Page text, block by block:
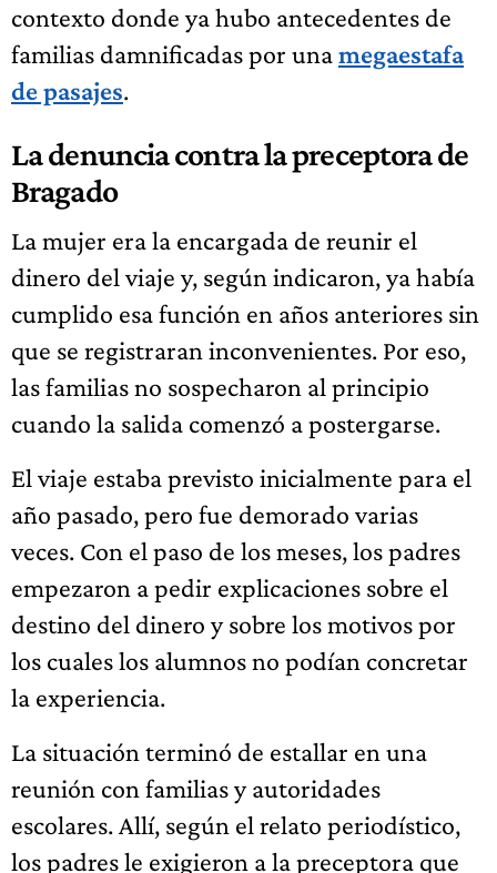
contexto donde ya hubo antecedentes de
familias damnificadas por unamegaestafa
de pasajes.
La denuncia contra la preceptora de
Bragado
La mujer era la encargada de reunir el
dinero del viaje y, según indicaron, ya había
cumplido esa función en años anteriores sin
que se registraran inconvenientes. Por eso,
las familias no sospecharon al principio
cuando la salida comenzó a postergarse.
El viaje estaba previsto inicialmente para el
año pasado, pero fue demorado varias
veces. Con el paso de los meses, los padres
empezaron a pedir explicaciones sobre el
destino del dinero y sobre los motivos por
los cuales los alumnos no podían concretar
la experiencia.
La situación terminó de estallar en una
reunión con familias y autoridades
escolares. Allí, según el relato periodístico,
los padres le exigieron a la preceptora que